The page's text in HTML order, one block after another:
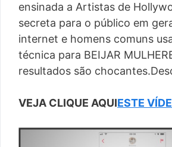
ensinada a Artistas de
secreta para o público em
internet e homens comuns
técnica para BEIJAR
resultados são
VEJA CLIQUE AQUIESTE